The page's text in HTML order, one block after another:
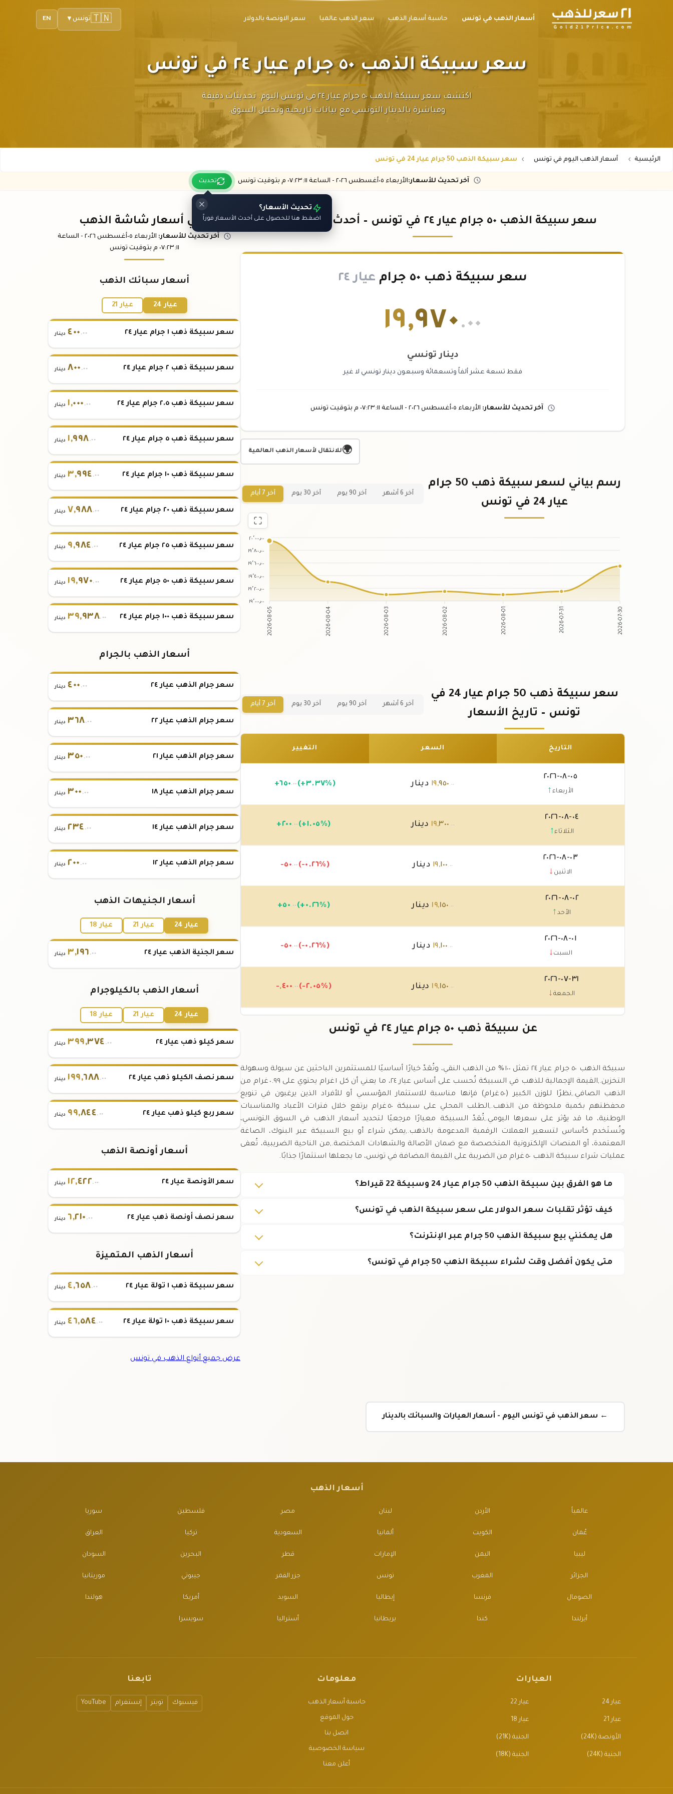
أسعار الذهب في تونس حاسبة أسعار الذهب سعر الذهب عالميا سعر الاونصة بالدولار EN 🇹🇳تونس ▼
سعر سبيكة الذهب ٥٠ جرام عيار ٢٤ في تونس
اكتشف سعر سبيكة الذهب ٥٠ جرام عيار ٢٤ في تونس اليوم. تحديثات دقيقة
ومباشرة بالدينار التونسي مع بيانات تاريخية وتحليل السوق.
الرئيسية أسعار الذهب اليوم في تونس سعر سبيكة الذهب 50 جرام عيار 24 في تونس
آخر تحديث للأسعار:الأربعاء ٠٥ أغسطس ٢٠٢٦ - الساعة :١١ م بتوقيت تونس تحديث
تحديث الأسعار؟
اضغط هنا للحصول على أحدث الأسعار فوراً سعر سبيكة الذهب ٥٠ جرام عيار ٢٤ في تونس – أحدث أسعار اليوم
سعر سبيكة ذهب ٥٠ جرام عيار ٢٤
١٩,٩٧٠ .٠٠
دينار تونسي
فقط تسعة عشر ألفاً وتسعمائة وسبعون دينار تونسي لا غير
آخر تحديث للأسعار: الأربعاء ٠٥ أغسطس ٢٠٢٦ - الساعة :١١ م بتوقيت تونس
🌍للانتقال لأسعار الذهب العالمية
رسم بياني لسعر سبيكة ذهب 50 جرام
عيار 24 في تونس
آخر 6 أشهر آخر 90 يوم آخر 30 يوم آخر 7 أيام
٢٠٬٠٠٠٫٠٠
١٩٬٨٠٠٫٠٠
١٩٬٦٠٠٫٠٠
١٩٬٤٠٠٫٠٠
١٩٬٢٠٠٫٠٠
١٩٬٠٠٠٫٠٠
2026-08-05 2026-08-04 2026-08-03 2026-08-02 2026-08-01 2026-07-31 2026-07-30
سعر سبيكة ذهب 50 جرام عيار 24 في
تونس – تاريخ الأسعار
آخر 6 أشهر آخر 90 يوم آخر 30 يوم آخر 7 أيام
التاريخ السعر التغيير
٠٥-٠٨-٢٠٢٦
الأربعاء ↑
١٩,٩٥٠.٠٠ دينار +٦٥٠ .٠٠ (+٣.٣٧%)
٠٤-٠٨-٢٠٢٦
الثلاثاء↑
١٩,٣٠٠ .٠٠ دينار +٢٠٠ .٠٠ (+١.٠٥%)
٠٣-٠٨-٢٠٢٦
الاثنين ↓
١٩,١٠٠.٠٠ دينار -٥٠ .٠٠ (-٠.٢٦%)
٠٢-٠٨-٢٠٢٦
الأحد ↑
١٩,١٥٠.٠٠ دينار +٥٠ .٠٠ (+٠.٢٦%)
٠١-٠٨-٢٠٢٦
السبت ↓
١٩,١٠٠.٠٠ دينار -٥٠ .٠٠ (-٠.٢٦%)
٣١-٠٧-٢٠٢٦
الجمعة ↓
١٩,١٥٠.٠٠ دينار -,٤٠٠ .٠٠ (-٢.٠٥%)
١٩,٥٥٠.٠٠ دينار (+٢.٣٦%) عن سبيكة ذهب ٥٠ جرام عيار ٢٤ في تونس
سبيكة الذهب ٥٠ جرام عيار ٢٤ تمثل ١٠٠ % من الذهب النقي، وتُعَدّ خيارًا أساسيًا للمستثمرين الباحثين عن سيولة وسهولة
التخزين.,القيمة الإجمالية للذهب في السبيكة تُحسب على أساس عيار ٢٤، ما يعني أن كل ١ غرام يحتوي على ٠.٩٩ غرام من
الذهب الصافي.,نظرًا للوزن الكبير (٥٠ غرام) فإنها مناسبة للاستثمار المؤسسي أو للأفراد الذين يرغبون في تنويع
محفظتهم بكمية ملحوظة من الذهب.,الطلب المحلي على سبيكة ٥٠ غرام يرتفع خلال فترات الأعياد والمناسبات
الوطنية، ما قد يؤثر على سعرها اليومي.,تُعَدّ السبيكة معيارًا مرجعيًا لتحديد أسعار الذهب في السوق التونسي،
وتُستَخدم كأساس لتسعير العملات الرقمية المدعومة بالذهب.,يمكن شراء أو بيع السبيكة عبر البنوك، الصاغة
المعتمدة، أو المنصات الإلكترونية المتخصصة مع ضمان الأصالة والشهادات المختصة.,من الناحية الضريبية، تُعفى
عمليات شراء سبيكة الذهب ٥٠ غرام من الضريبة على القيمة المضافة في تونس، ما يجعلها استثمارًا جذابًا.
ما هو الفرق بين سبيكة الذهب 50 جرام عيار 24 وسبيكة 22 قيراط؟
كيف تؤثر تقلبات سعر الدولار على سعر سبيكة الذهب في تونس؟
هل يمكنني بيع سبيكة الذهب 50 جرام عبر الإنترنت؟
متى يكون أفضل وقت لشراء سبيكة الذهب 50 جرام في تونس؟
باقي أسعار شاشة الذهب
آخر تحديث للأسعار: الأربعاء ٠٥ أغسطس ٢٠٢٦ -
الساعة
٠٧:٢٣:١١ م بتوقيت تونس
أسعار سبائك الذهب
عيار 24 عيار 21
سعر سبيكة ذهب ١ جرام عيار ٢٤ ٤٠٠ .٠٠ دينار
سعر سبيكة ذهب ٢ جرام عيار ٢٤ ٨٠٠ .٠٠ دينار
سعر سبيكة ذهب ٢.٥ جرام عيار ٢٤ ١,٠٠٠ .٠٠ دينار
سعر سبيكة ذهب ٥ جرام عيار ٢٤ ١,٩٩٨.٠٠ دينار
سعر سبيكة ذهب ١٠ جرام عيار ٢٤ ٣,٩٩٤ .٠٠ دينار
سعر سبيكة ذهب ٢٠ جرام عيار ٢٤ ٧,٩٨٨.٠٠ دينار
سعر سبيكة ذهب ٢٥ جرام عيار ٢٤ ٩,٩٨٤ .٠٠ دينار
سعر سبيكة ذهب ٥٠ جرام عيار ٢٤ ١٩,٩٧٠.٠٠ دينار
سعر سبيكة ذهب ١٠٠ جرام عيار ٢٤ ٣٩,٩٣٨.٠٠ دينار
أسعار الذهب بالجرام
سعر جرام الذهب عيار ٢٤ ٤٠٠ .٠٠ دينار
سعر جرام الذهب عيار ٢٢ ٣٦٨.٠٠ دينار
سعر جرام الذهب عيار ٢١ ٣٥٠ .٠٠ دينار
سعر جرام الذهب عيار ١٨ ٣٠٠ .٠٠ دينار
سعر جرام الذهب عيار ١٤ ٢٣٤ .٠٠ دينار
سعر جرام الذهب عيار ١٢ ٢٠٠ .٠٠ دينار
أسعار الجنيهات الذهب
عيار 24 عيار 21 عيار 18
سعر الجنية الذهب عيار ٢٤ ٣,١٩٦ .٠٠ دينار
أسعار الذهب بالكيلوجرام
عيار 24 عيار 21 عيار 18
سعر كيلو ذهب عيار ٢٤ ٣٩٩,٣٧٤ .٠٠ دينار
سعر نصف الكيلو ذهب عيار ٢٤ ١٩٩,٦٨٨.٠٠ دينار
سعر ربع كيلو ذهب عيار ٢٤ ٩٩,٨٤٤.٠٠ دينار
أسعار أونصة الذهب
سعر الأونصة عيار ٢٤ ١٢,٤٢٢.٠٠ دينار
سعر نصف أونصة ذهب عيار ٢٤ ٦,٢١٠ .٠٠ دينار
أسعار الذهب المتميزة
سعر سبيكة ذهب ١ تولة عيار ٢٤ ٤,٦٥٨.٠٠ دينار
سعر سبيكة ذهب ١٠ تولة عيار ٢٤ ٤٦,٥٨٤.٠٠ دينار
عرض جميع أنواع الذهب في تونس
← سعر الذهب في تونس اليوم - أسعار العيارات والسبائك بالدينار
أسعار الذهب
عالمياً الأردن لبنان مصر فلسطين سوريا
عُمان الكويت ألمانيا السعودية تركيا العراق
ليبيا اليمن الإمارات قطر البحرين السودان
الجزائر المغرب تونس جزر القمر جيبوتي موريتانيا
الصومال فرنسا إيطاليا السويد أمريكا هولندا
أيرلندا كندا بريطانيا أستراليا سويسرا
العيارات
عيار 24 عيار 22
عيار 21 عيار 18
الأونصة (24K) الجنية (21K)
الجنية (24K) الجنية (18K)
معلومات
حاسبة أسعار الذهب
حول الموقع
اتصل بنا
سياسة الخصوصية
أعلن معنا
تابعنا
فيسبوك تويتر إنستغرام YouTube